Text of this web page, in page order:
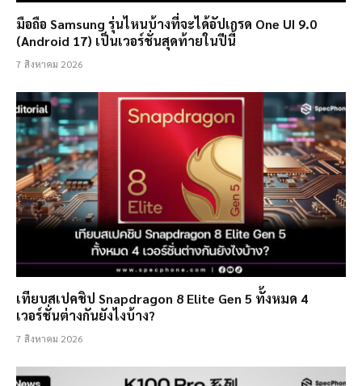
มือถือ Samsung รุ่นไหนบ้างที่จะได้อัปเกรด One UI 9.0
(Android 17) เป็นเวอร์ชั่นสุดท้ายในปีนี้
7 สิงหาคม 2026
เทียบสเปคชิป Snapdragon 8 Elite Gen 5 ทั้งหมด 4
เวอร์ชั่นต่างกันยังไงบ้าง?
7 สิงหาคม 2026